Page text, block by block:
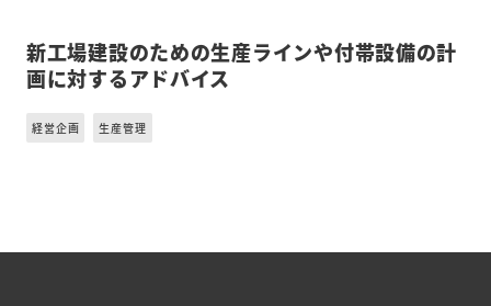
新工場建設のための生産ラインや付帯設備の計
画に対するアドバイス
経営企画 生産管理